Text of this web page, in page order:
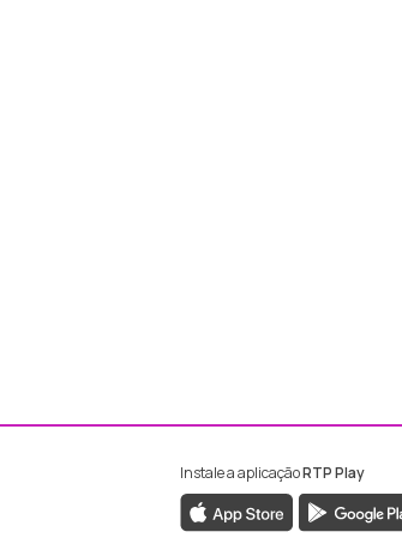
da RTP Madeira
Instagram da RTP Madeira
Instale a aplicaçãoRTP Play